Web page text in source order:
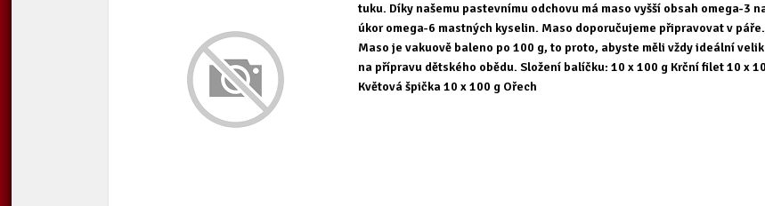
tuku. Díky našemu pastevnímu odchovu má maso vyšší obsah omega-3
úkor omega-6 mastných kyselin. Maso doporučujeme připravovat v páře.
Maso je vakuově baleno po 100 g, to proto, abyste měli vždy ideální
na přípravu dětského obědu. Složení balíčku: 10 x 100 g Krční filet 10 x
Květová špička 10 x 100 g Ořech